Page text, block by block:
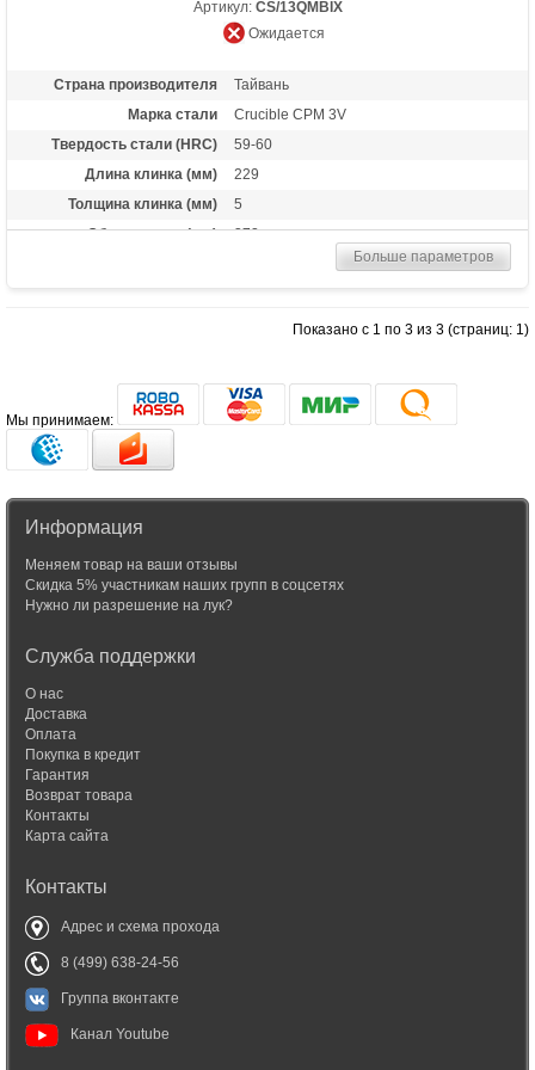
Артикул: CS/13QMBIX
Ожидается
Страна производителя
Тайвань
Марка стали
Crucible CPM 3V
Твердость стали (HRC)
59-60
Длина клинка (мм)
229
Толщина клинка (мм)
5
Общая длина (мм)
372
Черное покрытие DLC
Материал рукоятки
Kraton
Назначение
Охотничий нож, боевой нож, тактический
нож
Особенности
Больше параметров
Показано с 1 по 3 из 3 (страниц: 1)
Мы принимаем:
Информация
Меняем товар на ваши отзывы
Скидка 5% участникам наших групп в соцсетях
Нужно ли разрешение на лук?
Служба поддержки
О нас
Доставка
Оплата
Покупка в кредит
Гарантия
Возврат товара
Контакты
Карта сайта
Контакты
Адрес и схема прохода
8 (499) 638-24-56
Группа вконтакте
Канал Youtube